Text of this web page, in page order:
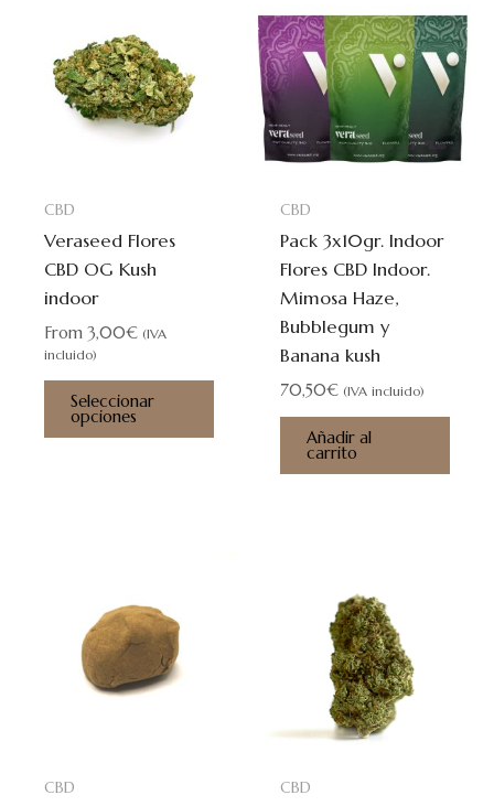
CBD
Veraseed Flores
CBD OG Kush
indoor
From 3,00€ (IVA
incluido)
Seleccionar
opciones
producto
múltiples
variantes.
opciones
producto
CBD
Pack 3x10gr. Indoor
Flores CBD Indoor.
Mimosa Haze,
Bubblegum y
Banana kush
70,50€ (IVA incluido)
Añadir al
carrito
CBD
opciones
CBD